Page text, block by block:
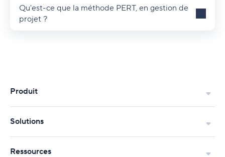
Qu'est-ce que la méthode PERT, en gestion de
projet ?
Produit
Solutions
Ressources